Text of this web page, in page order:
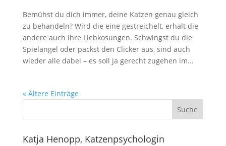
Bemühst du dich immer, deine Katzen genau gleich
zu behandeln? Wird die eine gestreichelt, erhält die
andere auch ihre Liebkosungen. Schwingst du die
Spielangel oder packst den Clicker aus, sind auch
wieder alle dabei – es soll ja gerecht zugehen im...
« Ältere Einträge
Suche
Katja Henopp, Katzenpsychologin